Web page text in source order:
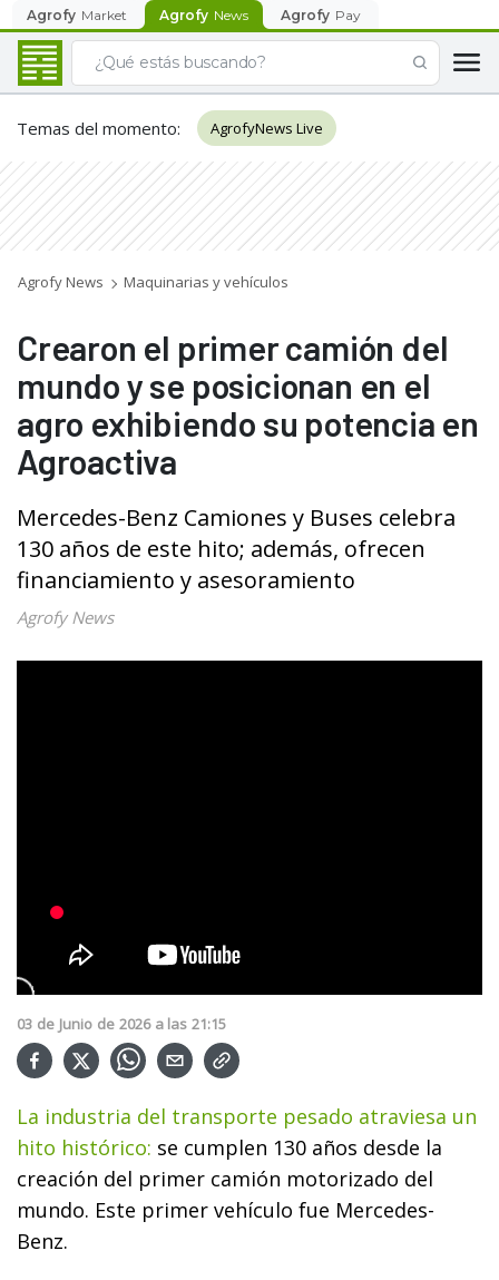
Agrofy Market Agrofy News Agrofy Pay
Temas del momento: AgrofyNews Live
Agrofy News Maquinarias y vehículos
Crearon el primer camión del
mundo y se posicionan en el
agro exhibiendo su potencia en
Agroactiva
Mercedes-Benz Camiones y Buses celebra
130 años de este hito; además, ofrecen
financiamiento y asesoramiento
Agrofy News
03 de Junio de 2026 a las 21:15
La industria del transporte pesado atraviesa un
hito histórico: se cumplen 130 años desde la
creación del primer camión motorizado del
mundo. Este primer vehículo fue Mercedes-
Benz.